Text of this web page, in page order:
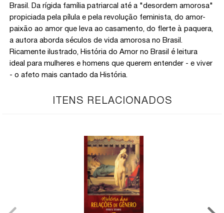
Brasil. Da rígida família patriarcal até a "desordem amorosa"
propiciada pela pílula e pela revolução feminista, do amor-
paixão ao amor que leva ao casamento, do flerte à paquera,
a autora aborda séculos de vida amorosa no Brasil.
Ricamente ilustrado, História do Amor no Brasil é leitura
ideal para mulheres e homens que querem entender - e viver
- o afeto mais cantado da História.
ITENS RELACIONADOS